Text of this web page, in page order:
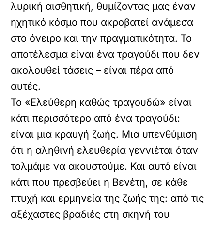
λυρική αισθητική, θυμίζοντας μας έναν
ηχητικό κόσμο που ακροβατεί ανάμεσα
στο όνειρο και την πραγματικότητα. Το
αποτέλεσμα είναι ένα τραγούδι που δεν
ακολουθεί τάσεις – είναι πέρα από
αυτές.
Το «Ελεύθερη καθώς τραγουδώ» είναι
κάτι περισσότερο από ένα τραγούδι:
είναι μια κραυγή ζωής. Μια υπενθύμιση
ότι η αληθινή ελευθερία γεννιέται όταν
τολμάμε να ακουστούμε. Και αυτό είναι
κάτι που πρεσβεύει η Βενέτη, σε κάθε
πτυχή και ερμηνεία της ζωής της: από τις
αξέχαστες βραδιές στη σκηνή του